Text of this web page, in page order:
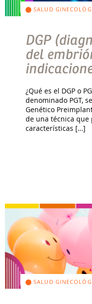
SALUD
DGP
del
¿Qué es el DGP o
denominado PGT,
Genético
de una técnica que
características […]
SALUD